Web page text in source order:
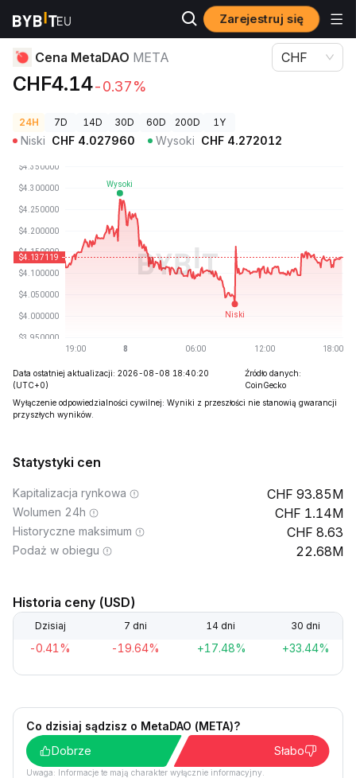
Zarejestruj się
Ceny kryptowalut Cena MetaDAO META
Cena MetaDAO META
CHF4.14-0.37%
CHF
24H 7D 14D 30D 60D 200D 1Y
Niski CHF 4.027960 Wysoki CHF 4.272012
Data ostatniej aktualizacji: 2026-08-08 18:40:20
(UTC+0)
Źródło danych:
CoinGecko
Wyłączenie odpowiedzialności cywilnej: Wyniki z przeszłości nie stanowią gwarancji
przyszłych wyników.
Statystyki cen
Kapitalizacja rynkowa 93.85M
Wolumen 24h 1.14M
Historyczne maksimum 8.63
Podaż w obiegu 22.68M
Historia ceny (USD)
Dzisiaj 7 dni 14 dni 30 dni
-0.41% -19.64% +17.48% +33.44%
Co dzisiaj sądzisz o MetaDAO (META)?
Dobrze
Słabo
Uwaga: Informacje te mają charakter wyłącznie informacyjny.